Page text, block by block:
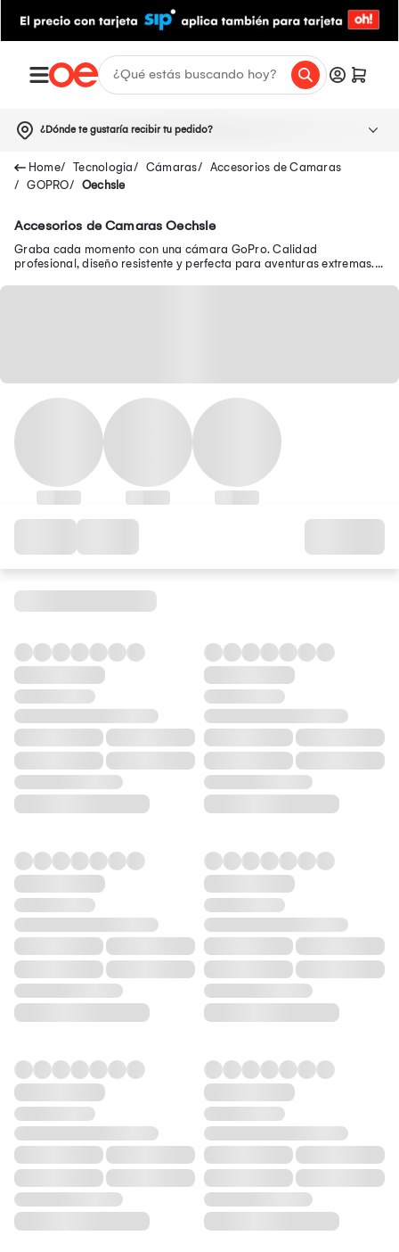
¿Dónde te gustaría recibir tu pedido?
Tecnologia Cámaras
Accesorios de Camaras
GOPRO
Oechsle
Accesorios de Camaras Oechsle
Graba cada momento con una cámara GoPro. Calidad
profesional, diseño resistente y perfecta para aventuras extremas.